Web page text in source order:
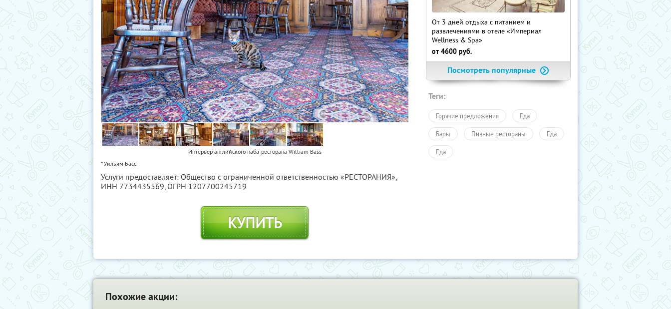
Интерьер английского паба-ресторана William Bass
* Уильям Басс
Услуги предоставляет: Общество с ограниченной ответственностью «РЕСТОРАНИЯ»,
ИНН 7734435569, ОГРН 1207700245719
КУПИТЬ
От 3 дней отдыха с питанием и
развлечениями в отеле «Империал
Wellness & Spa»
от 4600 руб.
Посмотреть популярные
Теги:
Горячие предложения Еда
Бары Пивные рестораны Еда
Еда
Похожие акции: